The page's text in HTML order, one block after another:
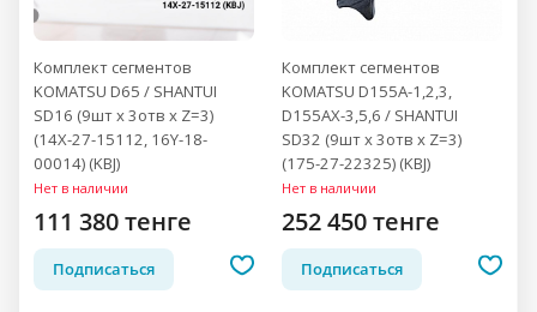
Комплект сегментов
KOMATSU D65 / SHANTUI
SD16 (9шт x 3отв x Z=3)
(14X-27-15112, 16Y-18-
00014) (KBJ)
Нет в наличии
111 380 тенге
Подписаться
Комплект сегментов
KOMATSU D155A-1,2,3,
D155AX-3,5,6 / SHANTUI
SD32 (9шт x 3отв x Z=3)
(175-27-22325) (KBJ)
Нет в наличии
252 450 тенге
Подписаться